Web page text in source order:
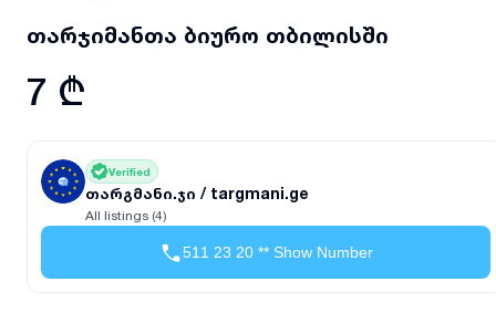
თარჯიმანთა ბიურო თბილისში
7 ₾
Verified
თარგმანი.ჯი / targmani.ge
All listings (4)
511 23 20 ** Show Number